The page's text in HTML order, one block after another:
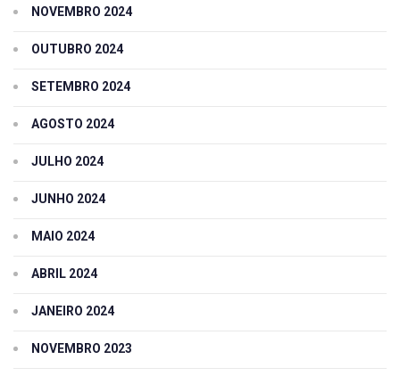
NOVEMBRO 2024
OUTUBRO 2024
SETEMBRO 2024
AGOSTO 2024
JULHO 2024
JUNHO 2024
MAIO 2024
ABRIL 2024
JANEIRO 2024
NOVEMBRO 2023